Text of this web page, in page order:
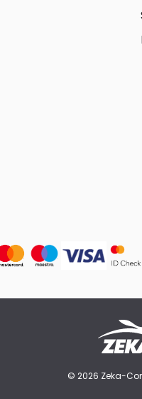
© 2026 Zeka-